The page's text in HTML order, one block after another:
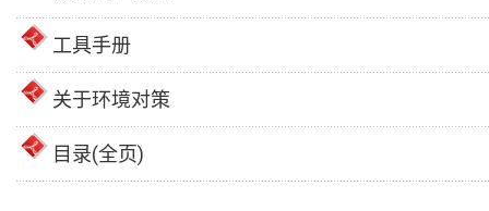
工具手册
关于环境对策
目录(全页)